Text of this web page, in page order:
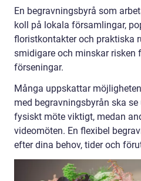
En begravningsbyrå som
koll på lokala församlingar,
floristkontakter och praktiska
smidigare och minskar risken
förseningar.
Många uppskattar
med begravningsbyrån ska
fysiskt möte viktigt, medan
videomöten. En flexibel
efter dina behov, tider och